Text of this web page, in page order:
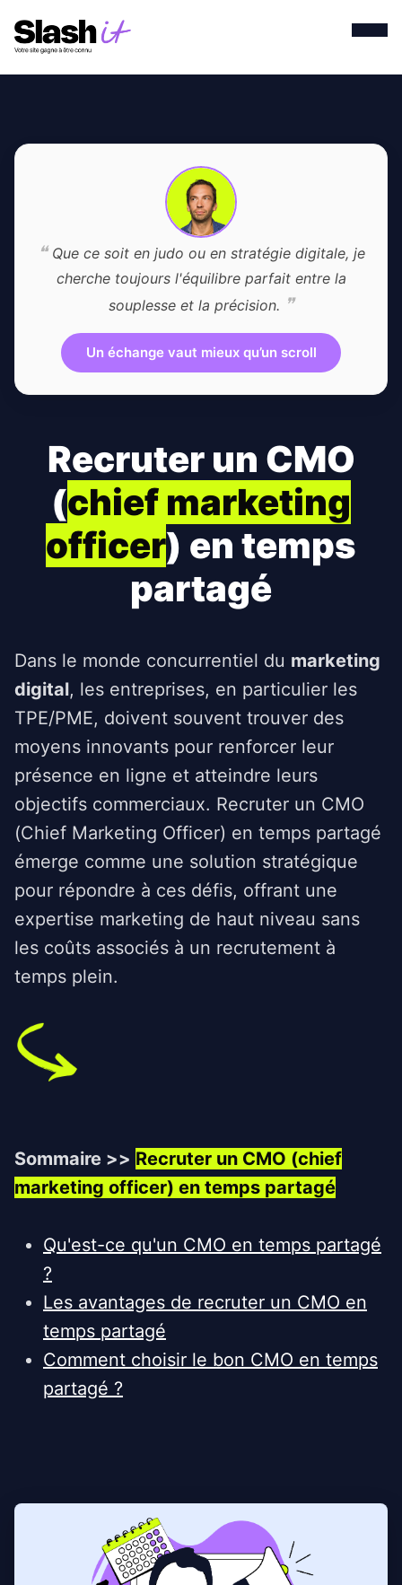
❝Que ce soit en judo ou en stratégie digitale, je
cherche toujours l'équilibre parfait entre la
souplesse et la précision. ❞
Un échange vaut mieux qu’un scroll
Recruter un CMO
(chief marketing
officer) en temps
partagé
Dans le monde concurrentiel du marketing
digital, les entreprises, en particulier les
TPE/PME, doivent souvent trouver des
moyens innovants pour renforcer leur
présence en ligne et atteindre leurs
objectifs commerciaux. Recruter un CMO
(Chief Marketing Officer) en temps partagé
émerge comme une solution stratégique
pour répondre à ces défis, offrant une
expertise marketing de haut niveau sans
les coûts associés à un recrutement à
temps plein.
Sommaire >> Recruter un CMO (chief
marketing officer) en temps partagé
Qu'est-ce qu'un CMO en temps partagé
?
Les avantages de recruter un CMO en
temps partagé
Comment choisir le bon CMO en temps
partagé ?